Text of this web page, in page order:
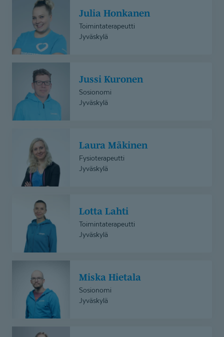
Honkanen
Julia Honkanen
Toimintaterapeutti
Jyväskylä
Kuronen
Jussi Kuronen
Sosionomi
Jyväskylä
Mäkinen
Laura Mäkinen
Fysioterapeutti
Jyväskylä
Lotta Lahti
Toimintaterapeutti
Jyväskylä
Hietala
Miska Hietala
Sosionomi
Jyväskylä